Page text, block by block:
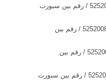
بي ان سبورت العقيلة / 52520080 / رقم بين سبورت
بي ان سبورت الفنطاس / 52520080 / رقم بين
بي ان سبورت الصديق / 52520080 / رقم بين
بي ان سبورت الضجيج / 52520080 / رقم بين سبورت